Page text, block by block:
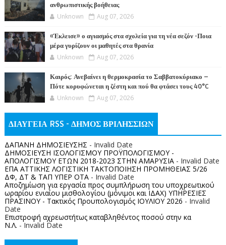
ανθρωπιστικής βοήθειας
Unknown Aug 07, 2026
«Έκλεισε» ο αγιασμός στα σχολεία για τη νέα σεζόν -Ποια
μέρα γυρίζουν οι μαθητές στα θρανία
Unknown Aug 07, 2026
Καιρός: Ανεβαίνει η θερμοκρασία το Σαββατοκύριακο –
Πότε κορυφώνεται η ζέστη και πού θα φτάσει τους 40°C
Unknown Aug 07, 2026
ΔΙΑΥΓΕΙΑ RSS - ΔΗΜΟΣ ΒΡΙΛΗΣΣΙΩΝ
ΔΑΠΑΝΗ ΔΗΜΟΣΙΕΥΣΗΣ - Invalid Date
ΔΗΜΟΣΙΕΥΣΗ ΙΣΟΛΟΓΙΣΜΟΥ ΠΡΟΫΠΟΛΟΓΙΣΜΟΥ -
ΑΠΟΛΟΓΙΣΜΟΥ ΕΤΩΝ 2018-2023 ΣΤΗΝ ΑΜΑΡΥΣΙΑ- Invalid Date
ΕΠΑ ΑΤΤΙΚΗΣ ΛΟΓΙΣΤΙΚΗ ΤΑΚΤΟΠΟΙΗΣΗ ΠΡΟΜΗΘΕΙΑΣ 5/26
ΔΦ, ΔΤ & ΤΑΠ ΥΠΕΡ ΟΤΑ- Invalid Date
Αποζημίωση για εργασία προς συμπλήρωση του υποχρεωτικού
ωραρίου ενιαίου μισθολογίου (μόνιμοι και ΙΔΑΧ) ΥΠΗΡΕΣΙΕΣ
ΠΡΑΣΙΝΟΥ - Τακτικός Προυπολογισμός ΙΟΥΛΙΟΥ 2026 - Invalid
Date
Επιστροφή αχρεωστήτως καταβληθέντος ποσoύ στην κα
Ν.Λ. - Invalid Date